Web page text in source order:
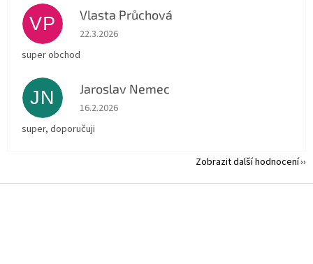
VP Vlasta Průchová
Hodnocení obchodu je 5 z 5 hvězdiček.
22.3.2026
super obchod
JN Jaroslav Nemec
Hodnocení obchodu je 5 z 5 hvězdiček.
16.2.2026
super, doporučuji
Zobrazit další hodnocení